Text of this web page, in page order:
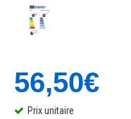
56,50€
Prix unitaire